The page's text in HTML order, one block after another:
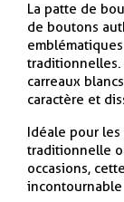
La patte de
de boutons
traditionnelles.
carreaux
caractère et
Idéale pour les
traditionnelle
occasions,